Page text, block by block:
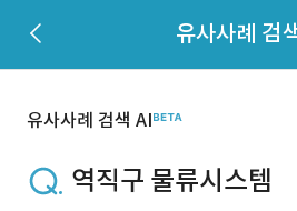
유사사례 검
유사사례 검색 AI
역직구 물류시스템